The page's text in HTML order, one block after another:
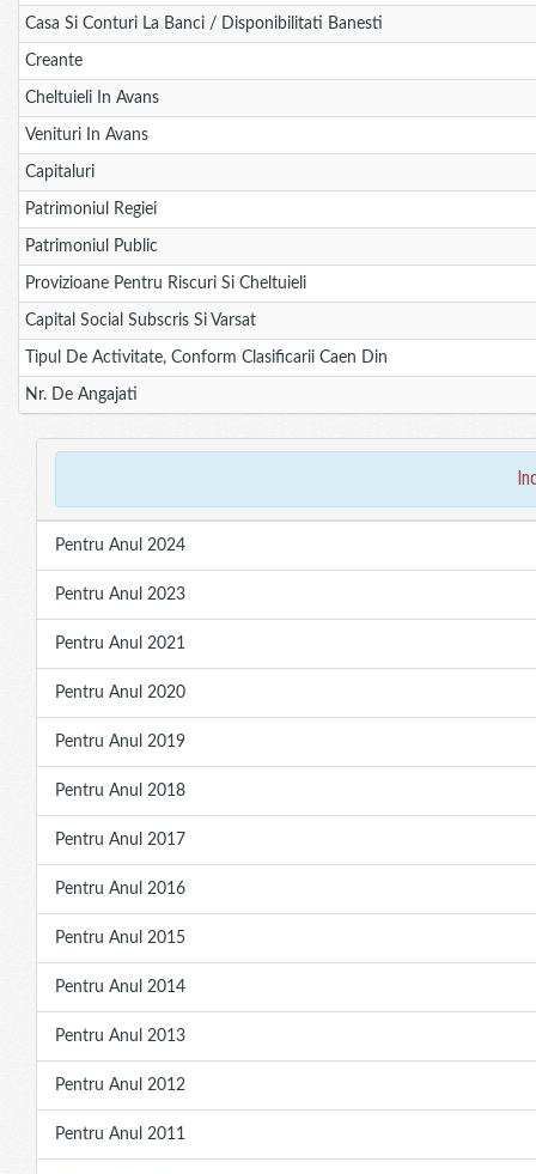
Casa Si Conturi La Banci / Disponibilitati Banesti
Creante
Cheltuieli In Avans
Venituri In Avans
Capitaluri
Patrimoniul Regiei
Patrimoniul Public
Provizioane Pentru Riscuri Si Cheltuieli
Capital Social Subscris Si Varsat
Tipul De Activitate, Conform Clasificarii Caen Din
Nr. De Angajati
Pentru Anul 2024
Pentru Anul 2023
Pentru Anul 2021
Pentru Anul 2020
Pentru Anul 2019
Pentru Anul 2018
Pentru Anul 2017
Pentru Anul 2016
Pentru Anul 2015
Pentru Anul 2014
Pentru Anul 2013
Pentru Anul 2012
Pentru Anul 2011